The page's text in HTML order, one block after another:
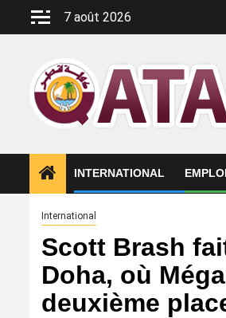
7 août 2026
INTERNATIONAL EMPLOI
International
Scott Brash
Doha, où
deuxième